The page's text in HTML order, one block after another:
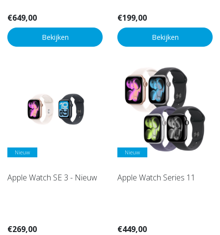
€649,00
Bekijken
€199,00
Bekijken
Nieuw
Apple Watch SE 3 - Nieuw
€269,00
Nieuw
Apple Watch Series 11
€449,00